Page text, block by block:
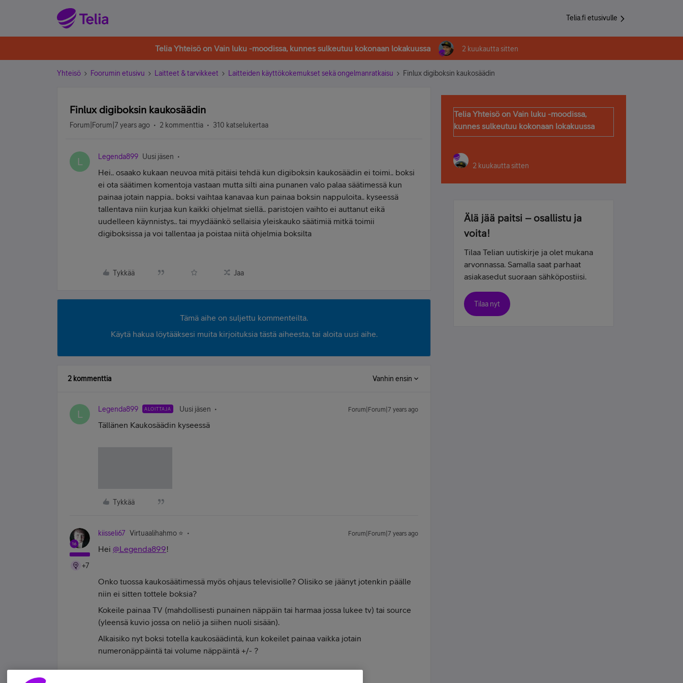
Telia.fi etusivulle
Telia Yhteisö on Vain luku -moodissa, kunnes sulkeutuu kokonaan lokakuussa 2 kuukautta sitten
Yhteisö Foorumin etusivu Laitteet & tarvikkeet Laitteiden käyttökokemukset sekä ongelmanratkaisu Finlux digiboksin kaukosäädin
Finlux digiboksin kaukosäädin
Forum|Forum|7 years ago 2 kommenttia 310 katselukertaa
L Legenda899 Uusi jäsen
Hei.. osaako kukaan neuvoa mitä pitäisi tehdä kun digiboksin kaukosäädin ei toimi.. boksi
ei ota säätimen komentoja vastaan mutta silti aina punanen valo palaa säätimessä kun
painaa jotain nappia.. boksi vaihtaa kanavaa kun painaa boksin nappuloita.. kyseessä
tallentava niin kurjaa kun kaikki ohjelmat siellä.. paristojen vaihto ei auttanut eikä
uudelleen käynnistys.. tai myydäänkö sellaisia yleiskauko säätimiä mitkä toimii
digiboksissa ja voi tallentaa ja poistaa niitä ohjelmia boksilta
Tykkää Jaa
Tämä aihe on suljettu kommenteilta.
Käytä hakua löytääksesi muita kirjoituksia tästä aiheesta, tai aloita uusi aihe.
2 kommenttia Vanhin ensin
L Legenda899 ALOITTAJA Uusi jäsen Forum|Forum|7 years ago
Tällänen Kaukosäädin kyseessä
Tykkää
+7
kiisseli67 Virtuaalihahmo ⭐️ Forum|Forum|7 years ago
Hei @Legenda899!
Onko tuossa kaukosäätimessä myös ohjaus televisiolle? Olisiko se jäänyt jotenkin päälle
niin ei sitten tottele boksia?
Kokeile painaa TV (mahdollisesti punainen näppäin tai harmaa jossa lukee tv) tai source
(yleensä kuvio jossa on neliö ja siihen nuoli sisään).
Alkaisiko nyt boksi totella kaukosäädintä, kun kokeilet painaa vaikka jotain
numeronäppäintä tai volume näppäintä +/- ?
Telia Yhteisö on Vain luku -moodissa,
kunnes sulkeutuu kokonaan lokakuussa
2 kuukautta sitten
Älä jää paitsi – osallistu ja
voita!
Tilaa Telian uutiskirje ja olet mukana
arvonnassa. Samalla saat parhaat
asiakasedut suoraan sähköpostiisi.
Tilaa nyt